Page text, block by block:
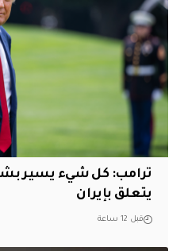
ترامب: كل شيء يسير
يتعلق بإيران
قبل 12 ساعة